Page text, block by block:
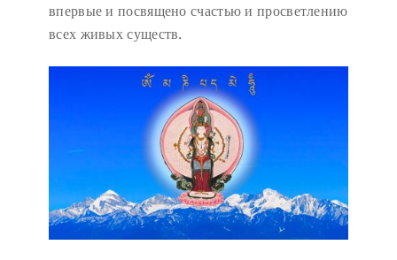
впервые и посвящено счастью и просветлению
всех живых существ.